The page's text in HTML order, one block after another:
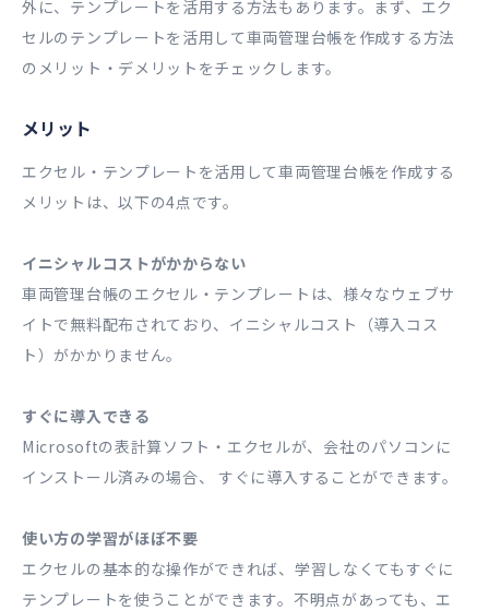
外に、テンプレートを活用する方法もあります。まず、エク
セルのテンプレートを活用して車両管理台帳を作成する方法
のメリット・デメリットをチェックします。
メリット
エクセル・テンプレートを活用して車両管理台帳を作成する
メリットは、以下の4点です。
イニシャルコストがかからない
車両管理台帳のエクセル・テンプレートは、様々なウェブサ
イトで無料配布されており、イニシャルコスト（導入コス
ト）がかかりません。
すぐに導入できる
Microsoftの表計算ソフト・エクセルが、会社のパソコンに
インストール済みの場合、 すぐに導入することができます。
使い方の学習がほぼ不要
エクセルの基本的な操作ができれば、学習しなくてもすぐに
テンプレートを使うことができます。不明点があっても、エ